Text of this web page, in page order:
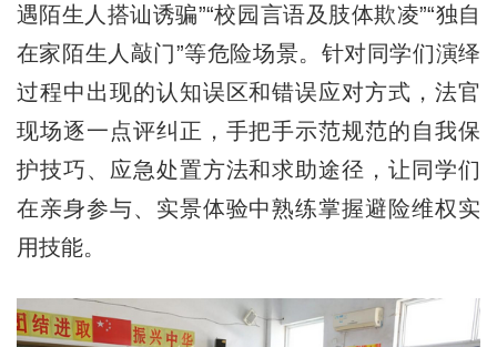
遇陌生人搭讪诱骗”“校园言语及肢体欺凌”“独自
在家陌生人敲门”等危险场景。针对同学们演绎
过程中出现的认知误区和错误应对方式，法官
现场逐一点评纠正，手把手示范规范的自我保
护技巧、应急处置方法和求助途径，让同学们
在亲身参与、实景体验中熟练掌握避险维权实
用技能。